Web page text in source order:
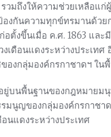
วมถึงให้ความช่วยเหลือแ
งกันความทุกข์ทรมานด้วย
ตั้งขึ้นเมื่อ ค.ศ. 1863 แล
เดือนแดงระหว่างประเท
ของกลุ่มองค์กรกาชาดฯ ใ
ยู่บนพื้นฐานของกฎหมายม
มนูญของกลุ่มองค์กรกาชา
นแดงระหว่างประเทศ